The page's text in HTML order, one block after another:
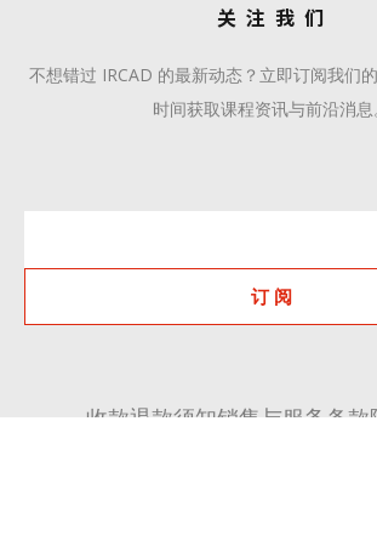
关 注 我 们
不想错过 IRCAD 的最新动态？立即订阅我们
时间获取课程资讯与前沿消息
订 阅
收款退款须知销售与服务条款